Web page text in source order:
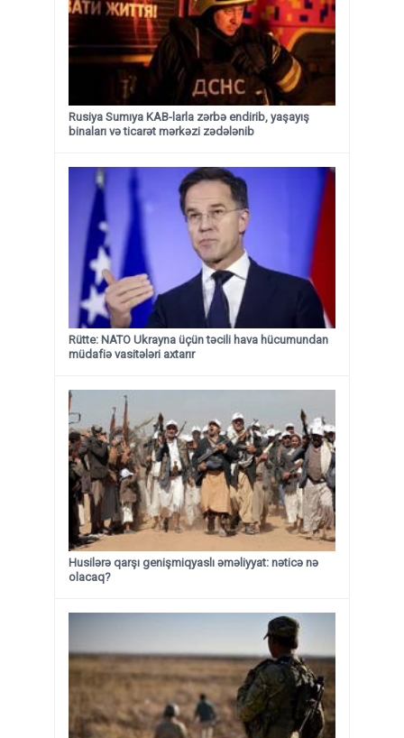
Rusiya Sumıya KAB-larla zərbə endirib, yaşayış
binaları və ticarət mərkəzi zədələnib
Rütte: NATO Ukrayna üçün təcili hava hücumundan
müdafiə vasitələri axtarır
Husilərə qarşı genişmiqyaslı əməliyyat: nəticə nə
olacaq?